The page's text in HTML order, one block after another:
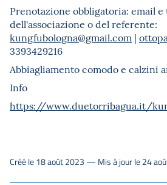
Prenotazione obbligatoria: email e
dell'associazione o del referente:
kungfubologna@gmail.com |
3393429216
Abbiagliamento comodo e calzini
Info
https://www.duetorribagua.it/
Créé le 18 août 2023 — Mis à jour le 24